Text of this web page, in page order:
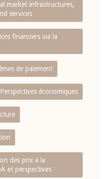
market infrastructures,
services
financiers via la
de paiement
Perspectives économiques
des prix à la
et perspectives